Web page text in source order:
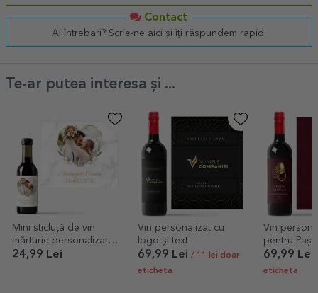
Contact
Ai întrebări? Scrie-ne aici și îți răspundem rapid.
Te-ar putea interesa și ...
Mini sticluță de vin
mărturie personalizată
cu o poză și text - Inimă
24,99 Lei
Vin personalizat cu
logo și text
69,99 Lei / 11 lei doar
eticheta
Vin
pentru
Înviat!
69,99 Lei
eticheta